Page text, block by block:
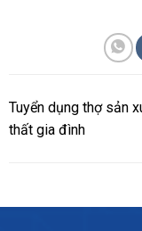
Tuyển dụng thợ sản
thất gia đình